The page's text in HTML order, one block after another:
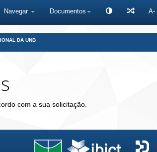
Navegar Documentos A-
DA UNB
com a sua solicitação.